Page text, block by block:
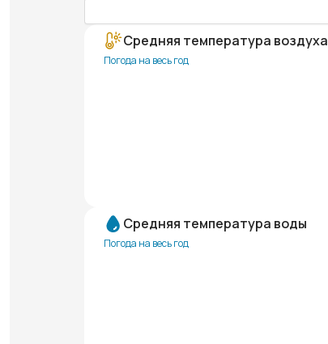
Средняя температура воздуха
Погода на весь год
Средняя температура воды
Погода на весь год